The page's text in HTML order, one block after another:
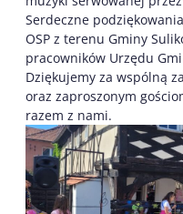
Serdeczne
OSP z terenu Gminy
pracowników Urzędu
Dziękujemy za wspólną
oraz zaproszonym
razem z nami.